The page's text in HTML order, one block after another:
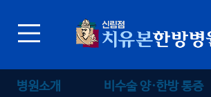
병원소개 비수술 양·한방 통증